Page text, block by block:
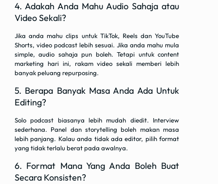
4. Adakah Anda Mahu Audio Sahaja atau
Video Sekali?
Jika anda mahu clips untuk TikTok, Reels dan YouTube
Shorts, video podcast lebih sesuai. Jika anda mahu mula
simple, audio sahaja pun boleh. Tetapi untuk content
marketing hari ini, rakam video sekali memberi lebih
banyak peluang repurposing.
5. Berapa Banyak Masa Anda Ada Untuk
Editing?
Solo podcast biasanya lebih mudah diedit. Interview
sederhana. Panel dan storytelling boleh makan masa
lebih panjang. Kalau anda tidak ada editor, pilih format
yang tidak terlalu berat pada awalnya.
6. Format Mana Yang Anda Boleh Buat
Secara Konsisten?